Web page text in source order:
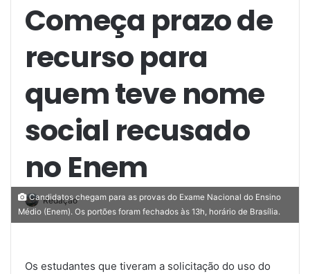
Começa prazo de
recurso para
quem teve nome
social recusado
no Enem
Redação
Candidatos chegam para as provas do Exame Nacional do Ensino
Médio (Enem). Os portões foram fechados às 13h, horário de Brasília.
Os estudantes que tiveram a solicitação do uso do